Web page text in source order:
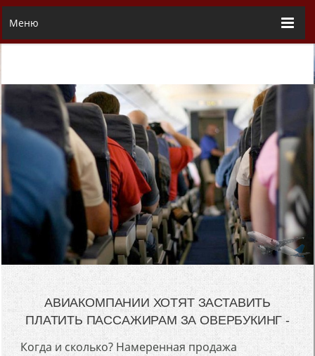
Меню
АВИАКОМПАНИИ ХОТЯТ ЗАСТАВИТЬ
ПЛАТИТЬ ПАССАЖИРАМ ЗА ОВЕРБУКИНГ -
Когда и сколько? Намеренная продажа